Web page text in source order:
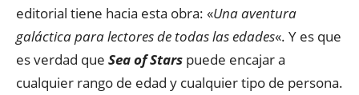
editorial tiene hacia esta obra: «Una aventura
galáctica para lectores de todas las edades«. Y es que
es verdad que Sea of Stars puede encajar a
cualquier rango de edad y cualquier tipo de persona.